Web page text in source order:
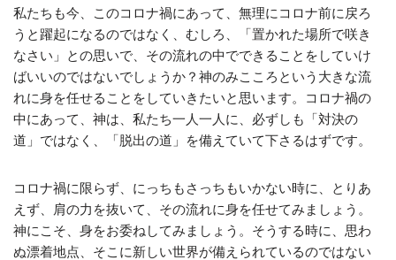
私たちも今、このコロナ禍にあって、無理にコロナ前に戻ろ
うと躍起になるのではなく、むしろ、「置かれた場所で咲き
なさい」との思いで、その流れの中でできることをしていけ
ばいいのではないでしょうか？神のみこころという大きな流
れに身を任せることをしていきたいと思います。コロナ禍の
中にあって、神は、私たち一人一人に、必ずしも「対決の
道」ではなく、「脱出の道」を備えていて下さるはずです。
コロナ禍に限らず、にっちもさっちもいかない時に、とりあ
えず、肩の力を抜いて、その流れに身を任せてみましょう。
神にこそ、身をお委ねしてみましょう。そうする時に、思わ
ぬ漂着地点、そこに新しい世界が備えられているのではない